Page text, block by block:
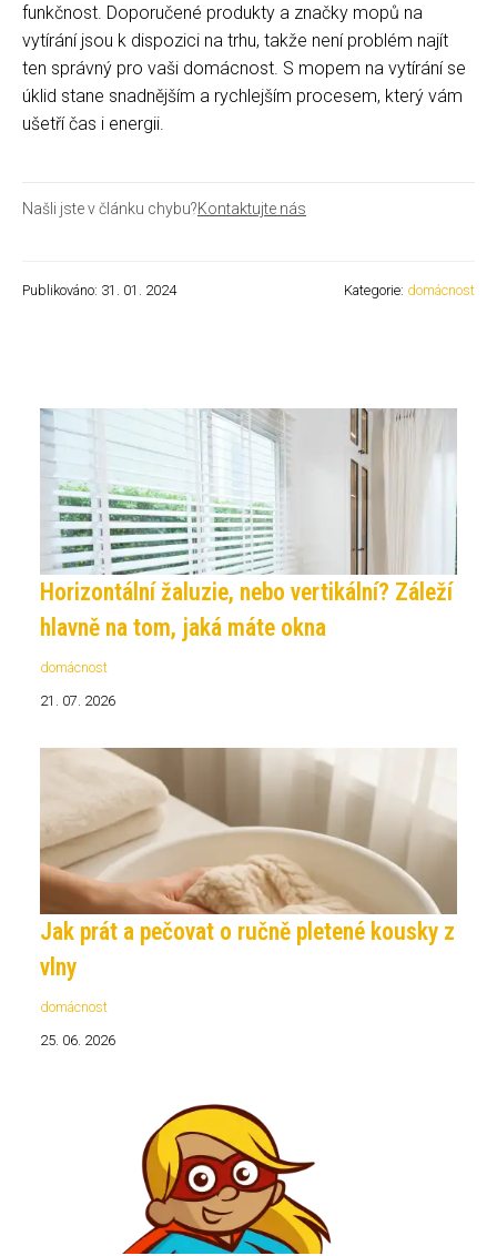
funkčnost. Doporučené produkty a značky mopů na
vytírání jsou k dispozici na trhu, takže není problém najít
ten správný pro vaši domácnost. S mopem na vytírání se
úklid stane snadnějším a rychlejším procesem, který vám
ušetří čas i energii.
Našli jste v článku chybu?Kontaktujte nás
Publikováno: 31. 01. 2024 Kategorie: domácnost
Horizontální žaluzie, nebo vertikální? Záleží
hlavně na tom, jaká máte okna
domácnost
21. 07. 2026
Jak prát a pečovat o ručně pletené kousky z
vlny
domácnost
25. 06. 2026